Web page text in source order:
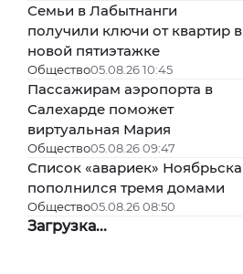
Семьи в Лабытнанги
получили ключи от квартир в
новой пятиэтажке
Общество05.08.26 10:45
Пассажирам аэропорта в
Салехарде поможет
виртуальная Мария
Общество05.08.26 09:47
Список «авариек» Ноябрьска
пополнился тремя домами
Общество05.08.26 08:50
Загрузка...